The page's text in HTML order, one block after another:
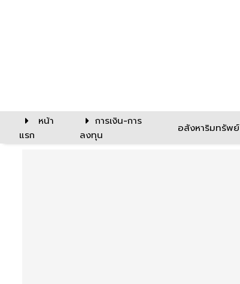
หน้า
แรก
การเงิน-การ
ลงทุน
อสังหาริมทรัพย์